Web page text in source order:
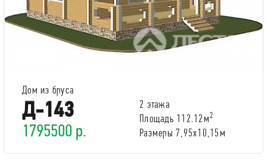
Дом из бруса
Д-143
1795500 р.
2 этажа
Площадь 112.12м2
Размеры 7,95х10,15м